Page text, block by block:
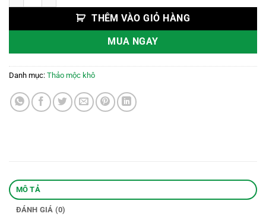
THÊM VÀO GIỎ HÀNG
MUA NGAY
Danh mục: Thảo mộc khô
MÔ TẢ
ĐÁNH GIÁ (0)